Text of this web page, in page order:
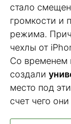
стало
громкости и
режима.
чехлы от
Со временем
создали
место под
счет чего